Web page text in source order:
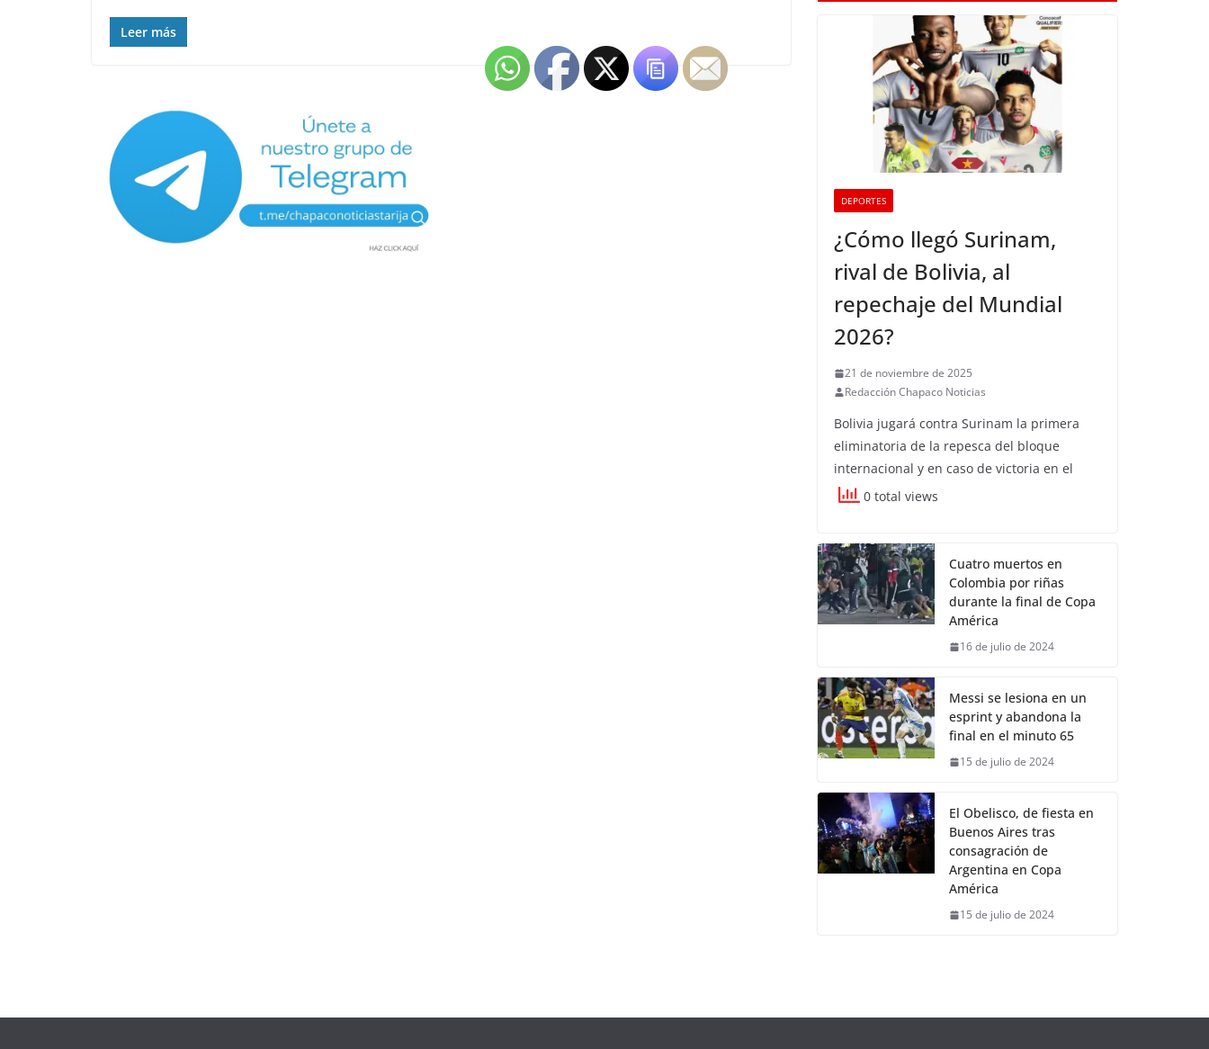
Leer más
DEPORTES
¿Cómo llegó Surinam,
rival de Bolivia, al
repechaje del Mundial
2026?
21 de noviembre de 2025
Redacción Chapaco Noticias
Bolivia jugará contra Surinam la primera
eliminatoria de la repesca del bloque
internacional y en caso de victoria en el
0 total views
Cuatro muertos en
Colombia por riñas
durante la final de Copa
América
16 de julio de 2024
Messi se lesiona en un
esprint y abandona la
final en el minuto 65
15 de julio de 2024
El Obelisco, de fiesta en
Buenos Aires tras
consagración de
Argentina en Copa
América
15 de julio de 2024